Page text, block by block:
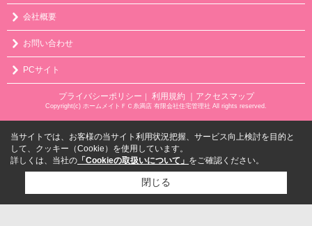
会社概要
お問い合わせ
PCサイト
プライバシーポリシー ｜ 利用規約 ｜アクセスマップ
Copyright(c) ホームメイトＦＣ糸満店 有限会社住宅管理社 All rights reserved.
当サイトでは、お客様の当サイト利用状況把握、サービス向上検討を目的と
して、クッキー（Cookie）を使用しています。
詳しくは、当社の 「Cookieの取扱いについて」 をご確認ください。
閉じる